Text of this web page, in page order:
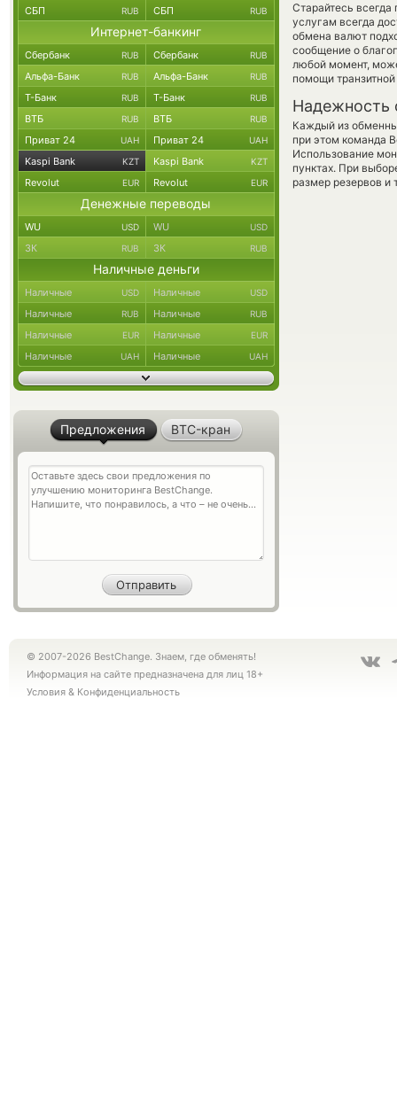
Старайтесь
услугам всегда
обмена валют
сообщение о
любой момент,
помощи
Надежность
Каждый из
при этом команда
Использование
пунктах. При
размер резервов и
СБП RUB СБП RUB
Интернет-банкинг
Сбербанк RUB Сбербанк RUB
Альфа-Банк RUB Альфа-Банк RUB
Т-Банк RUB Т-Банк RUB
ВТБ RUB ВТБ RUB
Приват 24 UAH Приват 24 UAH
Kaspi Bank KZT Kaspi Bank KZT
Revolut EUR Revolut EUR
Денежные переводы
WU USD WU USD
ЗК RUB ЗК RUB
Наличные деньги
Наличные USD Наличные USD
Наличные RUB Наличные RUB
Наличные EUR Наличные EUR
Наличные UAH Наличные UAH
Предложения BTC-кран
© 2007-2026 BestChange. Знаем, где обменять!
Информация на сайте предназначена для лиц 18+
Условия & Конфиденциальность